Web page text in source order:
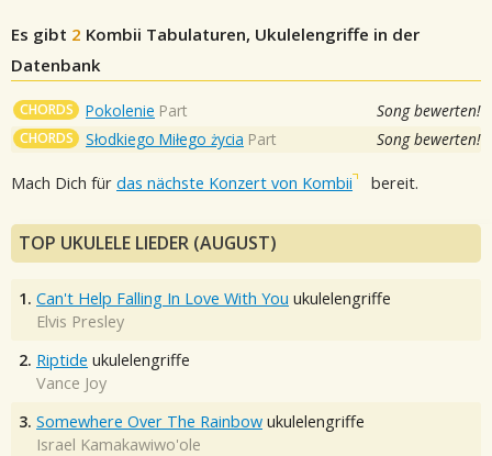
Es gibt 2 Kombii Tabulaturen, Ukulelengriffe in der
Datenbank
CHORDS Pokolenie Part Song bewerten!
CHORDS Słodkiego Miłego życia Part Song bewerten!
Mach Dich für das nächste Konzert von Kombii bereit.
TOP UKULELE LIEDER (AUGUST)
1. Can't Help Falling In Love With You ukulelengriffe
Elvis Presley
2. Riptide ukulelengriffe
Vance Joy
3. Somewhere Over The Rainbow ukulelengriffe
Israel Kamakawiwo'ole